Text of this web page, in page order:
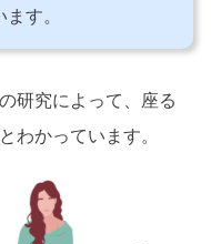
す。
研究によって、座る
とわかっています。